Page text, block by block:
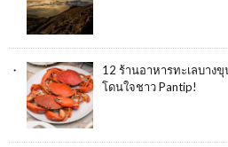
12 ร้านอาหารทะเลบาง
โดนใจชาว Pantip!